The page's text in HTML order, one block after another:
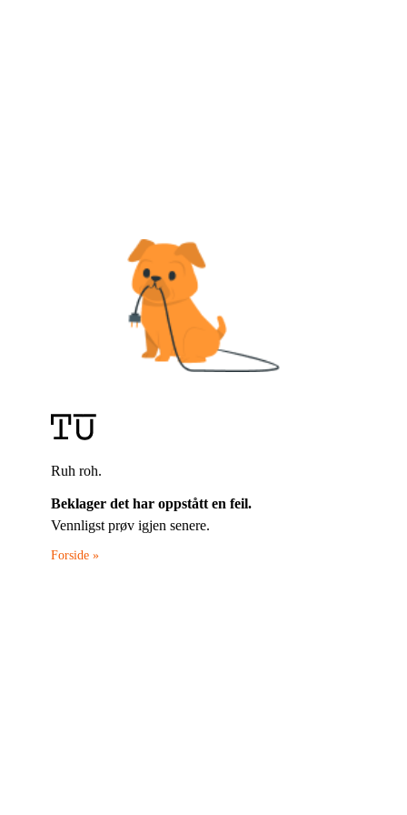
Ruh roh.
Beklager det har oppstått en feil.
Vennligst prøv igjen senere.
Forside »